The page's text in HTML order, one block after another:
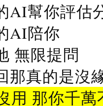
AI幫你評估
AI陪你
無限提問
那真的是沒
用 那你千